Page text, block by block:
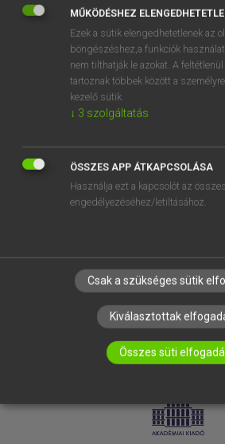
EGYÉNI
TANULÓKNAK
OKTATÁSI
VÁLLALATI
RÓLUNK
ELÉRHETŐSÉG
SÜTI BEÁLLÍTÁSOK
LICENCSZERZŐDÉS
MŰKÖDÉSHEZ
Ezek a sütik elengedhetetlenek az
böngészéshez,a funkciók
nem tilthatják le azokat. A
tartoznak többek között a
kezelő sütik.
↓ 3 szolgáltatás
ÖSSZES APP ÁTKAPCSOLÁSA
Használja ezt a kapcsolót az
engedélyezéséhez/letiltásához.
Csak a szükséges sütik
Kiválasztottak
Összes süti